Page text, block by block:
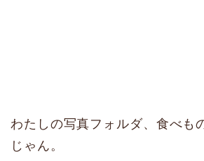
わたしの写真フォルダ、食べも
じゃん。